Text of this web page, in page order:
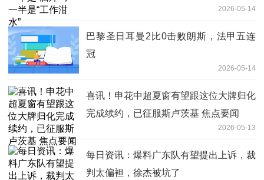
2026-05-14
巴黎圣日耳曼2比0击败朗斯，法甲五连
冠
2026-05-14
喜讯！申花中超夏窗有望跟这位大牌归化
完成续约，已征服斯卢茨基 焦点要闻
2026-05-13
每日资讯：爆料广东队有望提出上诉，裁
判太偏袒，徐杰被坑了